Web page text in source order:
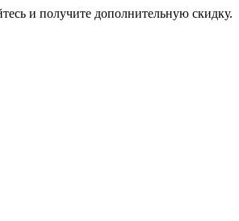
и получите дополнительную скидку.